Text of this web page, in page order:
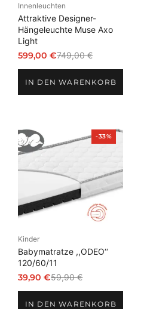
Innenleuchten
Attraktive Designer-
Hängeleuchte Muse Axo
Light
749,00€
Ursprünglicher
war:
599,00€
Aktueller
ist:IN DEN WARENKORB
-33%Produkt
im
Kinder
Babymatratze ,,ODEO‘‘
120/60/11
59,90€
Ursprünglicher
39,90€
Aktueller
IN DEN WARENKORB